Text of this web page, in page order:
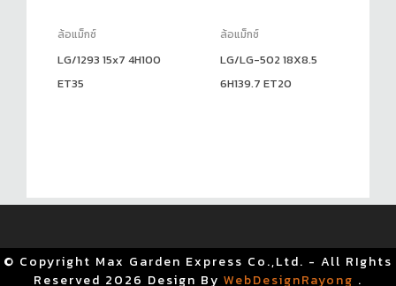
ล้อแม็กซ์
LG/1293 15x7 4H100
ET35
ล้อแม็กซ์
LG/LG-502 18X8.5
6H139.7 ET20
© Copyright Max Garden Express Co.,Ltd. - All RIghts
Reserved 2026 Design By WebDesignRayong .